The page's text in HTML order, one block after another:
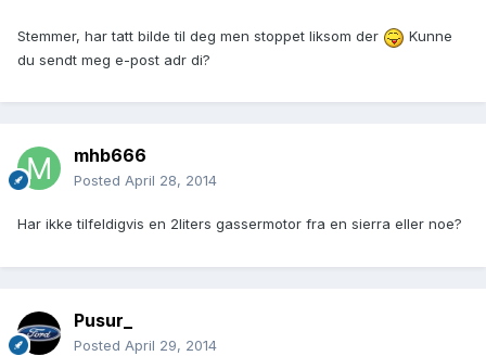
Stemmer, har tatt bilde til deg men stoppet liksom der
Kunne
du sendt meg e-post adr di?
mhb666
Posted April 28, 2014
Har ikke tilfeldigvis en 2liters gassermotor fra en sierra eller noe?
Pusur_
Posted April 29, 2014